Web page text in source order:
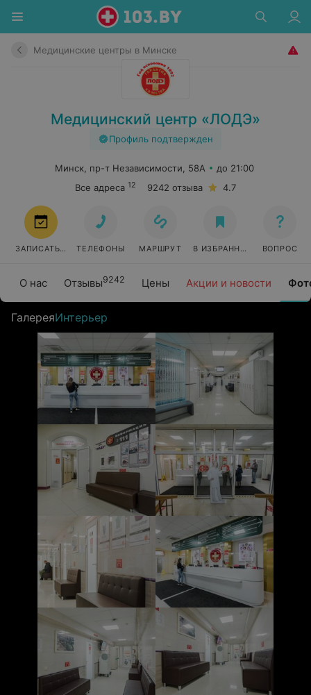
Медицинские центры в Минске
Медицинский центр «ЛОДЭ»
Профиль подтвержден
О нас Отзывы9242 Цены Акции и новости
Минск, пр-т Независимости, 58А
до 21:00
Все адреса 12 9242 отзыва 4.7
ЗАПИСАТЬСЯ ТЕЛЕФОНЫ МАРШРУТ В ИЗБРАННОЕ ВОПРОС
ГалереяИнтерьер